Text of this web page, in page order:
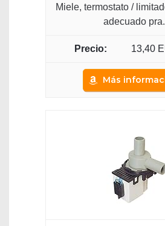
Miele, termostato /
adecuado
13,40
Más